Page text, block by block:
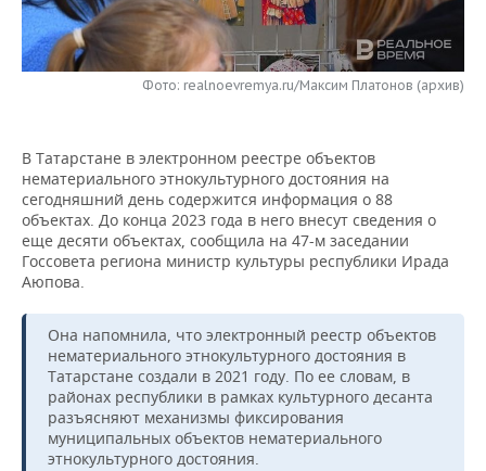
НЕФТЕХИМИЯ
НЕФТЬ
ЭНЕРГЕТИКА
РОЗНИЧНАЯ ТОРГОВЛЯ
НОВОСТИ ТЕХНОЛОГИЙ
ТЕЛЕКОММУНИКАЦИИ
МЕРОПРИЯТИЯ
НОВОСТИ МЕРОПРИЯТИЙ
БИЗНЕС-БРАНЧИ
ONLINE-КОНФЕРЕНЦИИ
ОТКРЫТАЯ ЛЕКЦИЯ
ФУТБОЛ
ХОККЕЙ
БАСКЕТБОЛ
ВОЛЕЙБОЛ
КИБЕРСПОРТ
ФИГУРНОЕ КАТАНИЕ
НОВОСТИ ОБЩЕСТВА
ВЛАСТЬ
ИНФРАСТРУКТУРА
ИСТОРИЯ
КУЛЬТУРА
МЕДИЦИНА
ФОТОГАЛЕРЕЯ
СЮЖЕТЫ
СПРАВОЧНИК
СПИСОК ПЕРСОН
СПИСОК КОМПАНИЙ
ПОЛНАЯ ВЕРСИЯ
Фото: realnoevremya.ru/Максим Платонов (архив)
В Татарстане в электронном реестре объектов
нематериального этнокультурного достояния на
сегодняшний день содержится информация о 88
объектах. До конца 2023 года в него внесут сведения о
еще десяти объектах, сообщила на 47-м заседании
Госсовета региона министр культуры республики Ирада
Аюпова.
Она напомнила, что электронный реестр объектов
нематериального этнокультурного достояния в
Татарстане создали в 2021 году. По ее словам, в
районах республики в рамках культурного десанта
разъясняют механизмы фиксирования
муниципальных объектов нематериального
этнокультурного достояния.